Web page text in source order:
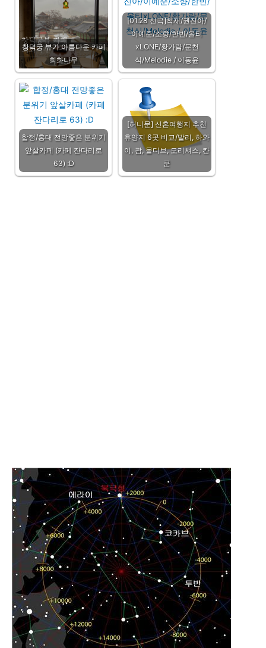
창덕궁 뷰가 아름다운 카페
회화나무
[01.28 신곡]척재/권진아/
이예준/소향/한빈/올티
xLONE/황가람/문천
식/Melodie / 이동윤
합정/홍대 전망좋은 분위기
앞살카페 (카페 잔다리로
63) :D
[허니문] 신혼여행지 추천
휴양지 6곳 비교/발리, 하와
이, 괌, 몰디브, 모리셔스, 칸
쿤